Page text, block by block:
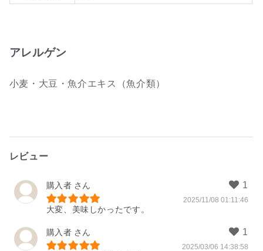
アレルゲン
小麦・大豆・魚介エキス（魚介類）
レビュー
購入者
2025/11/08 01:11:46
大変、美味しかったです。
購入者
2025/03/06 14:38:58